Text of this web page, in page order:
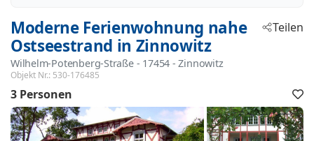
Moderne Ferienwohnung nahe
Ostseestrand in Zinnowitz
Wilhelm-Potenberg-Straße - 17454 - Zinnowitz
Objekt Nr.: 530-176485
Teilen
3 Personen